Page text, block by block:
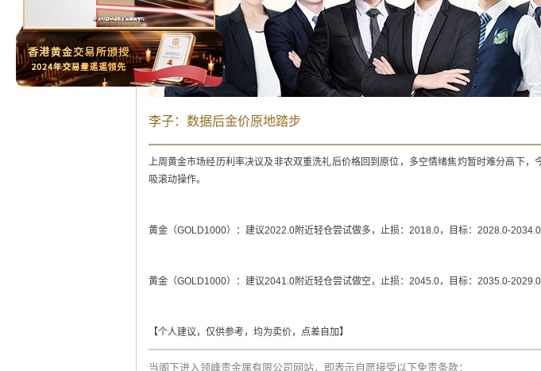
李子：数据后金价原地踏步
上周黄金市场经历利率决议及非农双重洗礼后价格回到原位，多空情绪焦灼暂时难分高下
吸滚动操作。
黄金（GOLD1000）：建议2022.0附近轻仓尝试做多，止损：2018.0，目标：2028.0-2034.0
黄金（GOLD1000）：建议2041.0附近轻仓尝试做空，止损：2045.0，目标：2035.0-2029.0
【个人建议，仅供参考，均为卖价，点差自加】
当阁下进入领峰贵金属有限公司网站，即表示自愿接受以下免责条款：